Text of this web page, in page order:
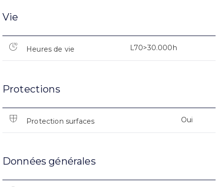
Vie
Heures de vie L70>30.000h
Protections
Protection surfaces Oui
Données générales